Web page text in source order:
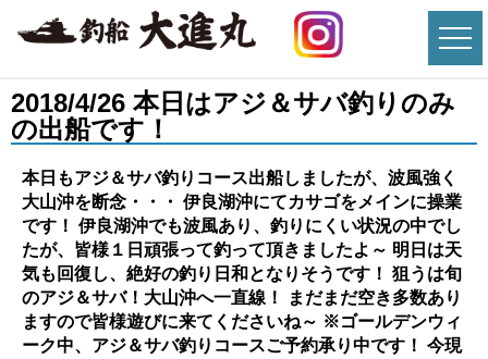
2018/4/26 本日はアジ＆サバ釣りのみ
の出船です！
本日もアジ＆サバ釣りコース出船しましたが、波風強く
大山沖を断念・・・ 伊良湖沖にてカサゴをメインに操業
です！ 伊良湖沖でも波風あり、釣りにくい状況の中でし
たが、皆様１日頑張って釣って頂きましたよ～ 明日は天
気も回復し、絶好の釣り日和となりそうです！ 狙うは旬
のアジ＆サバ！大山沖へ一直線！ まだまだ空き多数あり
ますので皆様遊びに来てくださいね～ ※ゴールデンウィ
ーク中、アジ＆サバ釣りコースご予約承り中です！ 今現